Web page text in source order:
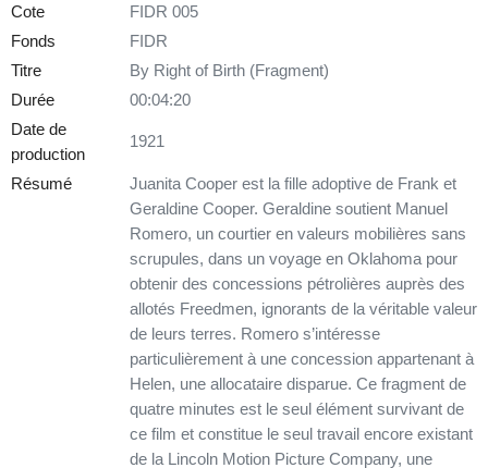
Cote
FIDR 005
Fonds
FIDR
Titre
By Right of Birth (Fragment)
Durée
00:04:20
Date de
production
1921
Résumé
Juanita Cooper est la fille adoptive de Frank et
Geraldine Cooper. Geraldine soutient Manuel
Romero, un courtier en valeurs mobilières sans
scrupules, dans un voyage en Oklahoma pour
obtenir des concessions pétrolières auprès des
allotés Freedmen, ignorants de la véritable valeur
de leurs terres. Romero s’intéresse
particulièrement à une concession appartenant à
Helen, une allocataire disparue. Ce fragment de
quatre minutes est le seul élément survivant de
ce film et constitue le seul travail encore existant
de la Lincoln Motion Picture Company, une